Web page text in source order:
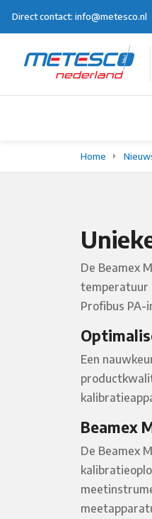
Direct contact: info@metesco.nl
Home
De Beamex
temperatuur
Profibus PA-
Een
Beamex
De Beamex